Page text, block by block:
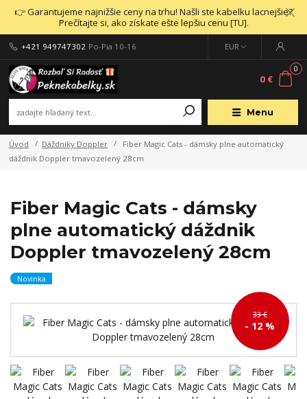
👉 Garantujeme najnižšie ceny na trhu! Našli ste kabelku lacnejšie?
Prečítajte si, ako získate ešte lepšiu cenu [TU].
Menu
EUR
+421 949747302 Po-Pia 10-16
0
0 €
Úvod Dáždniky Doppler
Fiber Magic Cats - dámsky plne automatický
dáždnik Doppler tmavozelený 28cm
Fiber Magic Cats - dámsky
plne automatický dáždnik
Doppler tmavozelený 28cm
Novinka
33 €
- 12 %